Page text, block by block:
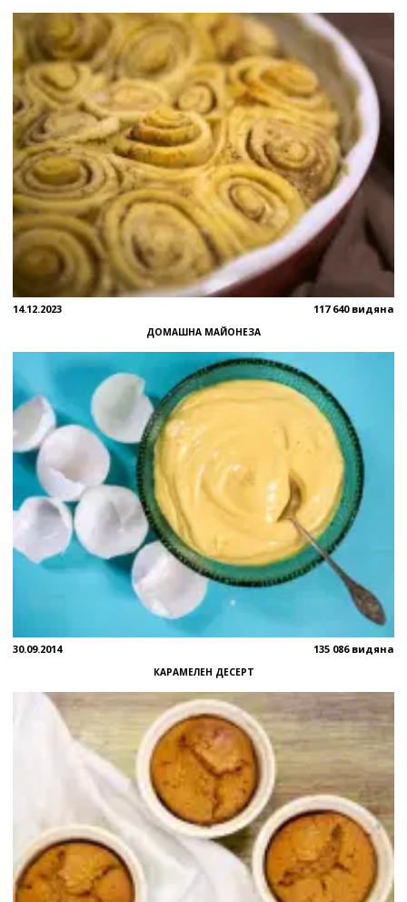
14.12.2023 117 640 видяна
ДОМАШНА МАЙОНЕЗА
30.09.2014 135 086 видяна
КАРАМЕЛЕН ДЕСЕРТ